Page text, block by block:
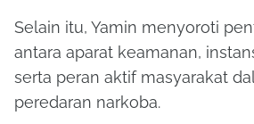
Selain itu, Yamin menyoroti
antara aparat keamanan,
serta peran aktif masyarakat
peredaran narkoba.